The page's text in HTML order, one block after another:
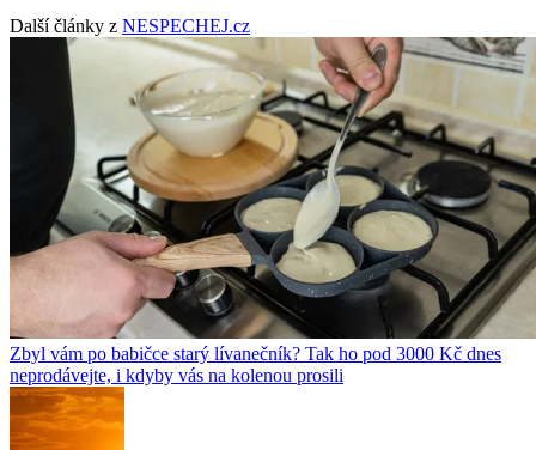
Další články z NESPECHEJ.cz
Zbyl vám po babičce starý lívanečník? Tak ho pod 3000 Kč dnes
neprodávejte, i kdyby vás na kolenou prosili